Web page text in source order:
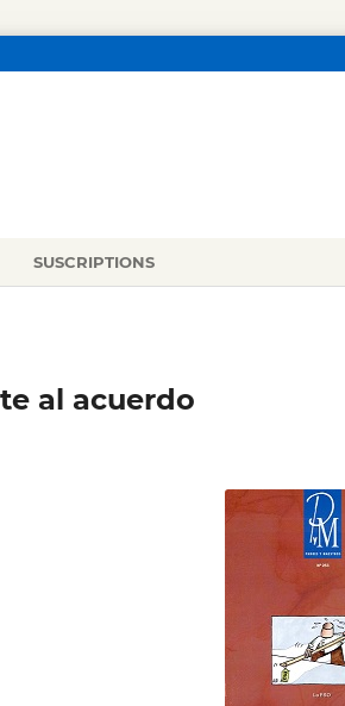
SUSCRIPTIONS
al acuerdo